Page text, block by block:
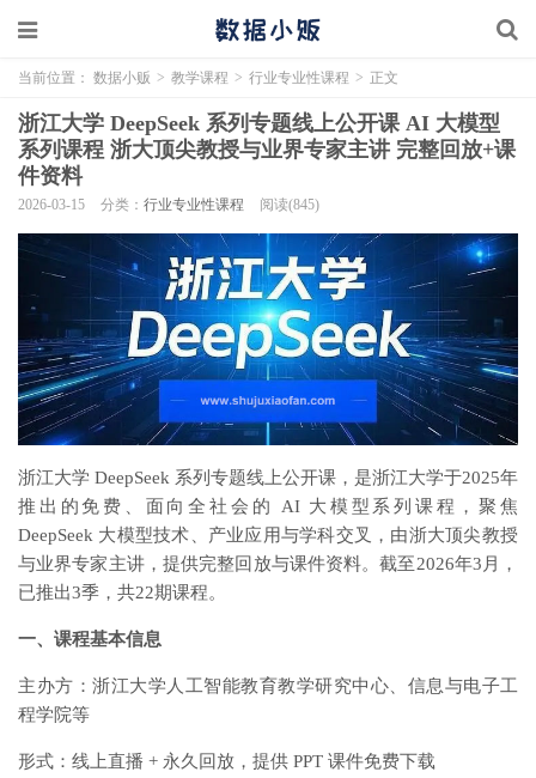
当前位置： 数据小贩 > 教学课程 > 行业专业性课程 > 正文
浙江大学 DeepSeek 系列专题线上公开课 AI 大模型
系列课程 浙大顶尖教授与业界专家主讲 完整回放+课
件资料
2026-03-15 分类： 行业专业性课程 阅读(845)
浙江大学 DeepSeek 系列专题线上公开课，是浙江大学于2025年
推出的免费、面向全社会的 AI 大模型系列课程，聚焦
DeepSeek 大模型技术、产业应用与学科交叉，由浙大顶尖教授
与业界专家主讲，提供完整回放与课件资料。截至2026年3月，
已推出3季，共22期课程。
一、课程基本信息
主办方：浙江大学人工智能教育教学研究中心、信息与电子工
程学院等
形式：线上直播 + 永久回放，提供 PPT 课件免费下载